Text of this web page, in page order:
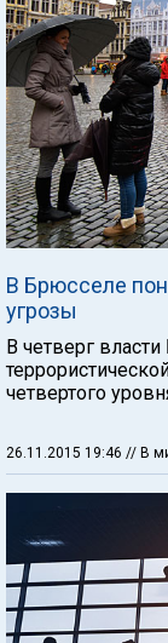
В Брюсселе
угрозы
В четверг
четвертого
26.11.2015 19:46 // В